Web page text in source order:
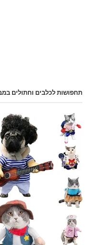
תחפושות לכלבים וחתולים